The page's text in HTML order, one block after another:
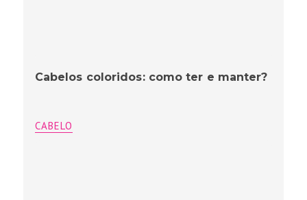
Cabelos coloridos: como ter e manter?
CABELO